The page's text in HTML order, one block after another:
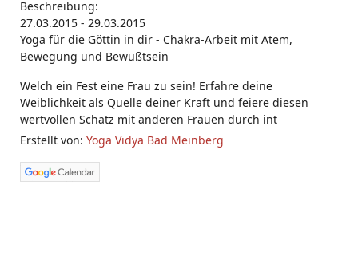
Beschreibung:
27.03.2015 - 29.03.2015
Yoga für die Göttin in dir - Chakra-Arbeit mit Atem,
Bewegung und Bewußtsein
Welch ein Fest eine Frau zu sein! Erfahre deine
Weiblichkeit als Quelle deiner Kraft und feiere diesen
wertvollen Schatz mit anderen Frauen durch int
Erstellt von: Yoga Vidya Bad Meinberg